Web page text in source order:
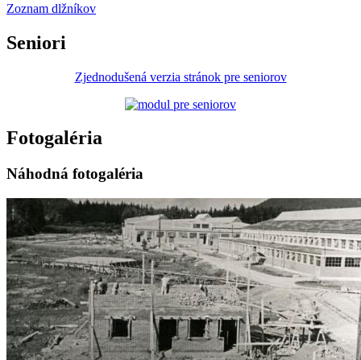
Zoznam dlžníkov
Seniori
Zjednodušená verzia stránok pre seniorov
Fotogaléria
Náhodná fotogaléria